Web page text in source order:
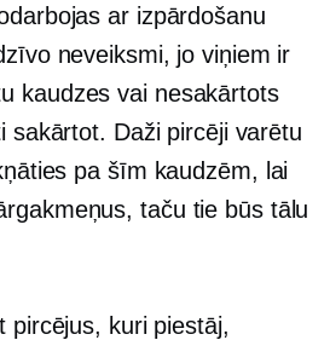
ar izpārdošanu
neveiksmi, jo viņiem ir
kaudzes vai nesakārtots
sakārtot. Daži pircēji varētu
pa šīm kaudzēm, lai
taču tie būs tālu
pircējus, kuri piestāj,